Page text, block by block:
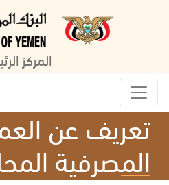
المركز
تعريف عن
المصرفية